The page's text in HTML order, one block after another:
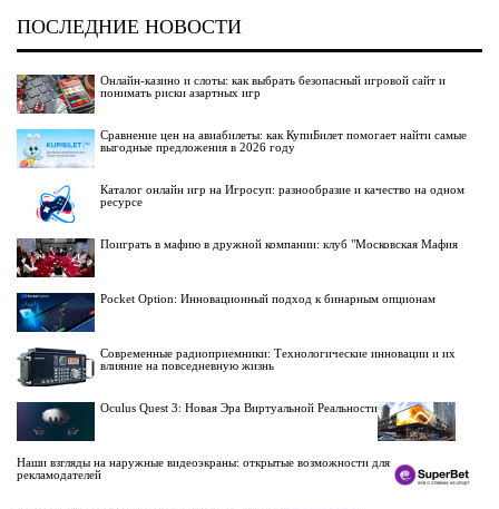
ПОСЛЕДНИЕ НОВОСТИ
Онлайн-казино и слоты: как выбрать безопасный игровой сайт и
понимать риски азартных игр
Сравнение цен на авиабилеты: как КупиБилет помогает найти самые
выгодные предложения в 2026 году
Каталог онлайн игр на Игросуп: разнообразие и качество на одном
ресурсе
Поиграть в мафию в дружной компании: клуб "Московская Мафия
Pocket Option: Инновационный подход к бинарным опционам
Современные радиоприемники: Технологические инновации и их
влияние на повседневную жизнь
Oculus Quest 3: Новая Эра Виртуальной Реальности
Наши взгляды на наружные видеоэкраны: открытые возможности для
рекламодателей